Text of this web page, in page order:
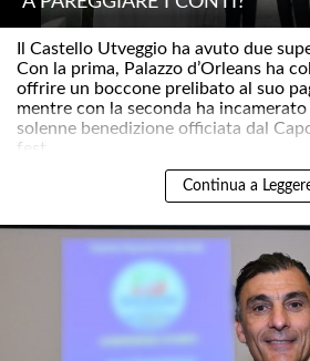
Il Castello Utveggio ha avuto due
Con la prima, Palazzo d’Orleans ha
offrire un boccone prelibato al suo
mentre con la seconda ha
solenne benedizione officiata dal
fest..
Continua a